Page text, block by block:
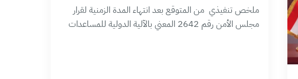
ملخص تنفيذي من المتوقع بعد انتهاء المدة الزمنية لقرار
مجلس الأمن رقم 2642 المعني بالآلية الدولية للمساعدات